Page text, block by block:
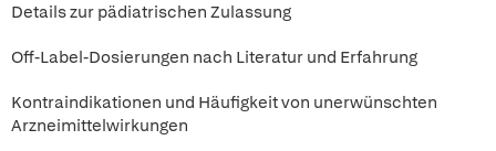
Details zur pädiatrischen Zulassung
Off-Label-Dosierungen nach Literatur und Erfahrung
Kontraindikationen und Häufigkeit von unerwünschten
Arzneimittelwirkungen